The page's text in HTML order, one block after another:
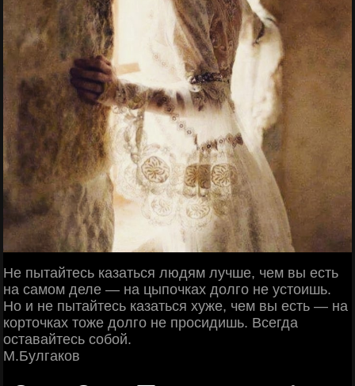
Не пытайтесь казаться людям лучше, чем вы есть
на самом деле — на цыпочках долго не устоишь.
Но и не пытайтесь казаться хуже, чем вы есть — на
корточках тоже долго не просидишь. Всегда
оставайтесь собой.
М.Булгаков